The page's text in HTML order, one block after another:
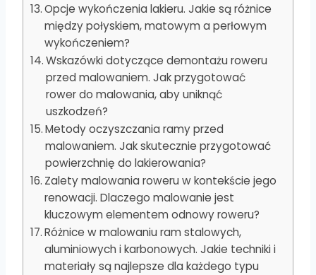
Opcje wykończenia lakieru. Jakie są różnice
między połyskiem, matowym a perłowym
wykończeniem?
Wskazówki dotyczące demontażu roweru
przed malowaniem. Jak przygotować
rower do malowania, aby uniknąć
uszkodzeń?
Metody oczyszczania ramy przed
malowaniem. Jak skutecznie przygotować
powierzchnię do lakierowania?
Zalety malowania roweru w kontekście jego
renowacji. Dlaczego malowanie jest
kluczowym elementem odnowy roweru?
Różnice w malowaniu ram stalowych,
aluminiowych i karbonowych. Jakie techniki i
materiały są najlepsze dla każdego typu